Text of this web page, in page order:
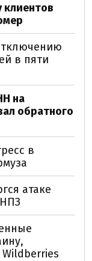
клиентов
в пяти
на
обратного
в
атаке